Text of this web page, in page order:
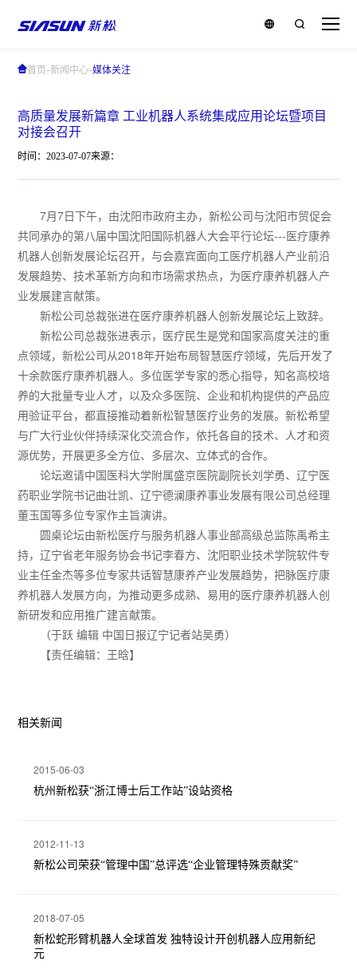
首页-新闻中心-媒体关注
高质量发展新篇章 工业机器人系统集成应用论坛暨项目
对接会召开
时间：2023-07-07来源：
7月7日下午，由沈阳市政府主办，新松公司与沈阳市贸促会
共同承办的第八届中国沈阳国际机器人大会平行论坛---医疗康养
机器人创新发展论坛召开，与会嘉宾面向工医疗机器人产业前沿
发展趋势、技术革新方向和市场需求热点，为医疗康养机器人产
业发展建言献策。
新松公司总裁张进在医疗康养机器人创新发展论坛上致辞。
新松公司总裁张进表示，医疗民生是党和国家高度关注的重
点领域，新松公司从2018年开始布局智慧医疗领域，先后开发了
十余款医疗康养机器人。多位医学专家的悉心指导，知名高校培
养的大批量专业人才，以及众多医院、企业和机构提供的产品应
用验证平台，都直接推动着新松智慧医疗业务的发展。新松希望
与广大行业伙伴持续深化交流合作，依托各自的技术、人才和资
源优势，开展更多全方位、多层次、立体式的合作。
论坛邀请中国医科大学附属盛京医院副院长刘学勇、辽宁医
药职业学院书记曲壮凯、辽宁德澜康养事业发展有限公司总经理
董玉国等多位专家作主旨演讲。
圆桌论坛由新松医疗与服务机器人事业部高级总监陈禹希主
持，辽宁省老年服务协会书记李春方、沈阳职业技术学院软件专
业主任金杰等多位专家共话智慧康养产业发展趋势，把脉医疗康
养机器人发展方向，为推动更多成熟、易用的医疗康养机器人创
新研发和应用推广建言献策。
（于跃 编辑 中国日报辽宁记者站吴勇）
【责任编辑：王晗】
相关新闻
2015-06-03
杭州新松获“浙江博士后工作站”设站资格
2012-11-13
新松公司荣获“管理中国”总评选“企业管理特殊贡献奖”
2018-07-05
新松蛇形臂机器人全球首发 独特设计开创机器人应用新纪
元